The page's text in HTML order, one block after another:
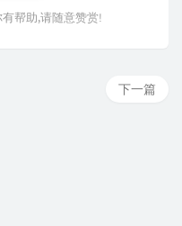
帮助,请随意赞赏!
下一篇